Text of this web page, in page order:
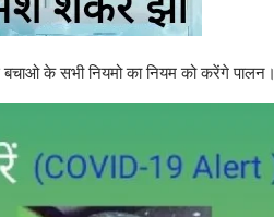
के सभी नियमो का नियम को करेंगे पालन।